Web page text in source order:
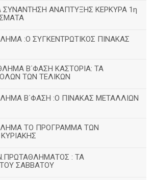
ΣΥΝΑΝΤΗΣΗ ΑΝΑΠΤΥΞΗΣ ΚΕΡΚΥΡΑ 1η
:Ο ΣΥΓΚΕΝΤΡΩΤΙΚΟΣ ΠΙΝΑΚΑΣ
Β΄ΦΑΣΗ ΚΑΣΤΟΡΙΑ: ΤΑ
ΤΩΝ ΤΕΛΙΚΩΝ
Β΄ΦΑΣΗ :Ο ΠΙΝΑΚΑΣ ΜΕΤΑΛΛΙΩΝ
ΤΟ ΠΡΟΓΡΑΜΜΑ ΤΩΝ
: ΤΑ
ΣΑΒΒΑΤΟΥ